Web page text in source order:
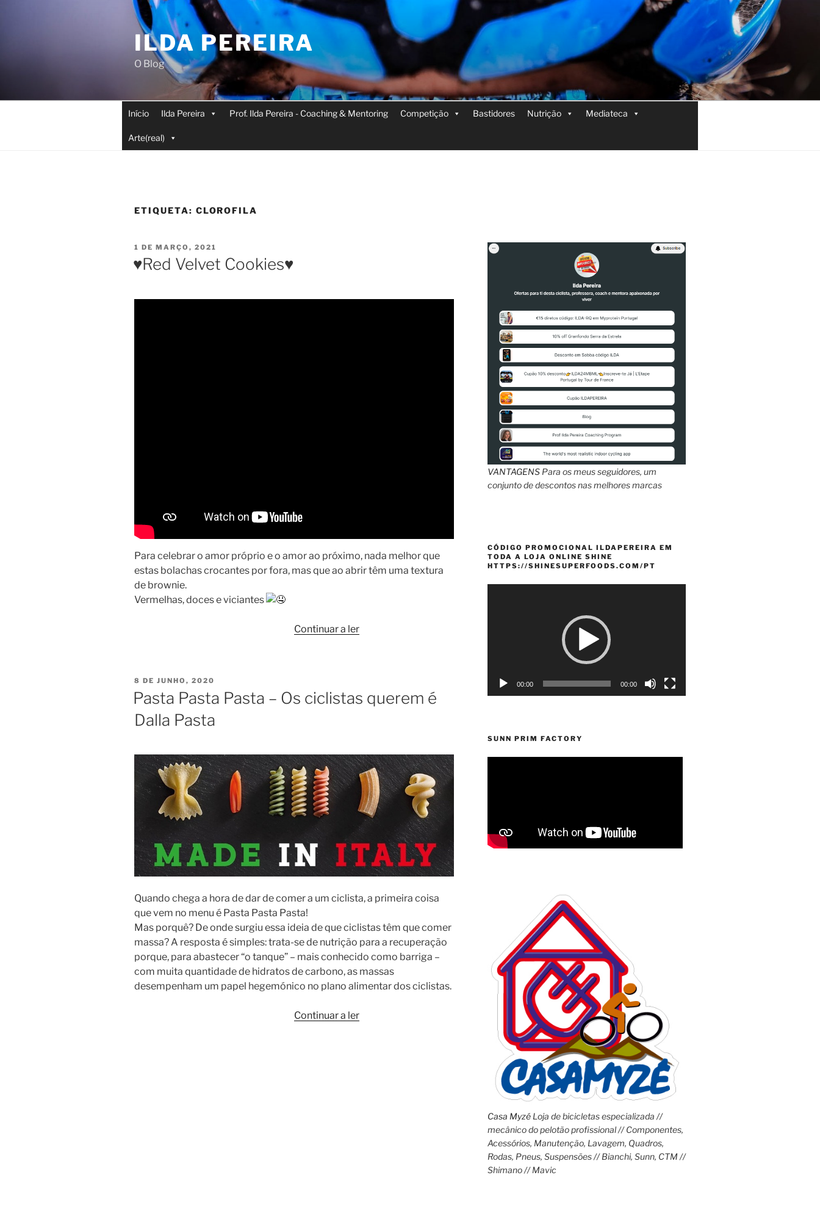
ILDA PEREIRA
O Blog
Início Ilda Pereira Prof. Ilda Pereira - Coaching & Mentoring Competição Bastidores Nutrição Mediateca
Arte(real)
ETIQUETA: CLOROFILA
PUBLICADO
EM
1 DE MARÇO, 2021
♥️Red Velvet Cookies♥️
Para celebrar o amor próprio e o amor ao próximo, nada melhor que
estas bolachas crocantes por fora, mas que ao abrir têm uma textura
de brownie.
Vermelhas, doces e viciantes
Continuar a ler“♥️Red
PUBLICADO
EM
8 DE JUNHO, 2020
Pasta Pasta Pasta – Os ciclistas querem é
Dalla Pasta
Quando chega a hora de dar de comer a um ciclista, a primeira coisa
que vem no menu é Pasta Pasta Pasta!
Mas porquê? De onde surgiu essa ideia de que ciclistas têm que comer
massa? A resposta é simples: trata-se de nutrição para a recuperação
porque, para abastecer “o tanque” – mais conhecido como barriga –
com muita quantidade de hidratos de carbono, as massas
desempenham um papel hegemónico no plano alimentar dos ciclistas.
Continuar a ler“Pasta
VANTAGENSPara os meus seguidores, um
conjunto de descontos nas melhores marcas
CÓDIGO PROMOCIONAL ILDAPEREIRA EM
TODA A LOJA ONLINE SHINE
HTTPS://SHINESUPERFOODS.COM/PT
00:00 00:00
SUNN PRIM FACTORY
Casa MyzéLoja de bicicletas especializada //
mecânico do pelotão profissional // Componentes,
Acessórios, Manutenção, Lavagem, Quadros,
Rodas, Pneus, Suspensões // Bianchi, Sunn, CTM //
Shimano // Mavic